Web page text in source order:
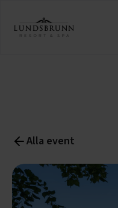
Alla event